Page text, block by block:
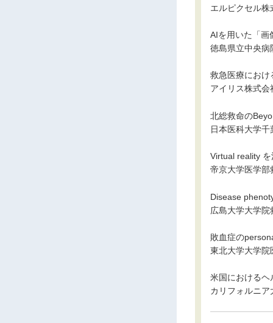
エルピクセル
AIを用いた「画
徳島県立中央
救急医療におけ
アイリス株式会
北総救命の
日本医科大学
Virtual reality
帝京大学医学部
Disease
広島大学大学
敗血症の
東北大学大学
米国におけるヘ
カリフォルニ